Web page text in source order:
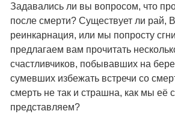
Задавались ли вы вопросом, что
после смерти? Существует ли рай,
реинкарнация, или мы попросту
предлагаем вам прочитать
счастливчиков, побывавших на
сумевших избежать встречи со
смерть не так и страшна, как мы её
представляем?